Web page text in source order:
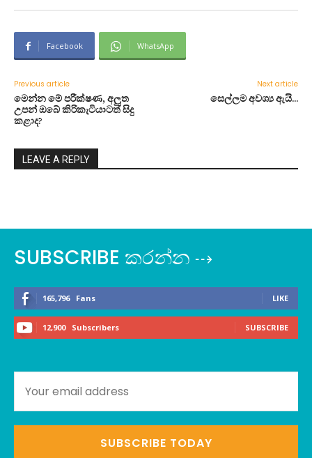
Facebook WhatsApp
Previous article
මෙන්න මේ පරීක්ෂණ, අලුත
උපන් ඔබේ කිරිකැටියාටත් සිදු
කළාද?
Next article
සෙල්ලම අවශ්‍ය ඇයි…
LEAVE A REPLY
SUBSCRIBE කරන්න ⇢
165,796 Fans LIKE
12,900 Subscribers SUBSCRIBE
SUBSCRIBE TODAY